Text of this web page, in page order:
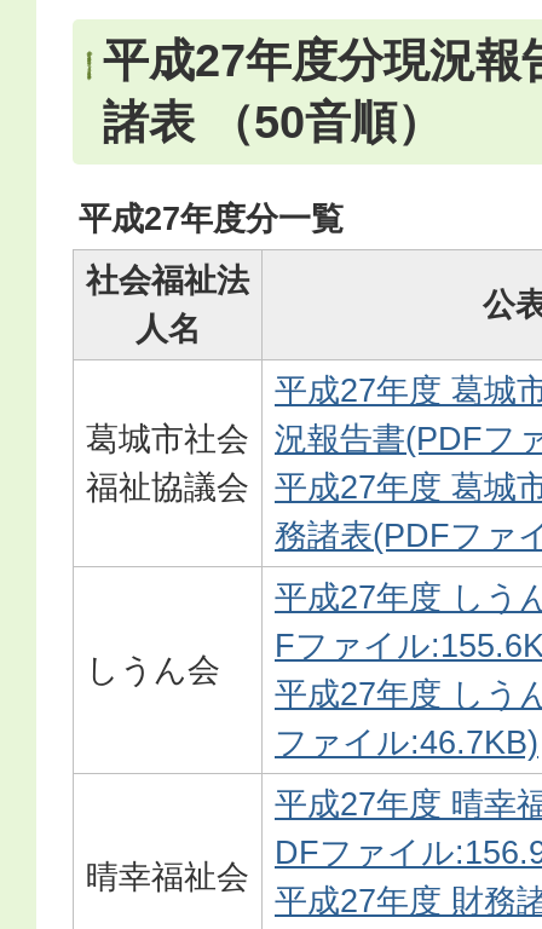
平成27年度分現況報
諸表 （50音順）
平成27年度分一覧
社会福祉法
人名
公
葛城市社会
福祉協議会
平成27年度 葛城
況報告書(PDFフ
平成27年度 葛城
務諸表(PDFファ
しうん会
平成27年度 しう
Fファイル
平成27年度 しう
ファイル:46.7KB)
晴幸福祉会
平成27年度 晴幸
DFファイル
平成27年度 財務